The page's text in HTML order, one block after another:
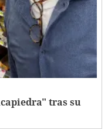
tras su